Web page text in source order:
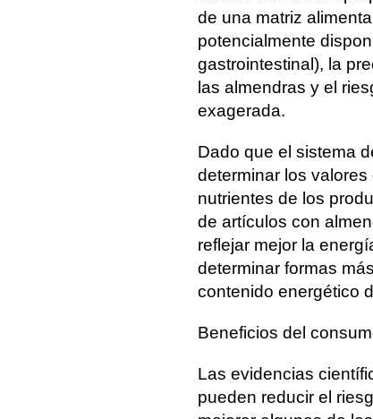
de una matriz
potencialmente
gastrointestinal), la
las almendras y el
exagerada.
Dado que el sistema
determinar los
nutrientes de los
de artículos con
reflejar mejor la
determinar formas
contenido energético
Beneficios del
Las evidencias
pueden reducir el